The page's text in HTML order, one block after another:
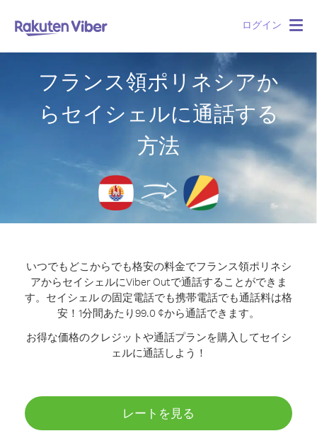
ログイン
フランス領ポリネシアか
らセイシェルに通話する
方法
いつでもどこからでも格安の料金でフランス領ポリネシ
アからセイシェルにViber Outで通話することができま
す。 セイシェル の固定電話でも携帯電話でも通話料は格
安！1分間あたり99.0 ¢から通話できます。
お得な価格のクレジットや通話プランを購入してセイシ
ェルに通話しよう！
レートを見る